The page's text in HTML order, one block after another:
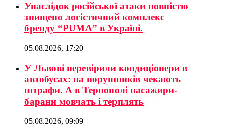
Унаслідок російської атаки повністю
знищено логістичний комплекс
бренду “PUMA” в Україні.
05.08.2026, 17:20
У Львові перевірили кондиціонери в
автобусах: на порушників чекають
штрафи. А в Тернополі пасажири-
барани мовчать і терплять
05.08.2026, 09:09